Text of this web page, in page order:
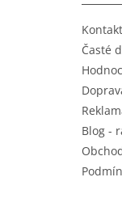
Časté
Blog -